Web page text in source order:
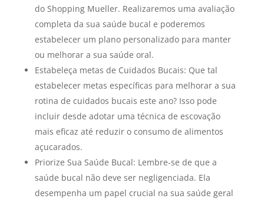
do Shopping Mueller. Realizaremos uma avaliação
completa da sua saúde bucal e poderemos
estabelecer um plano personalizado para manter
ou melhorar a sua saúde oral.
Estabeleça metas de Cuidados Bucais: Que tal
estabelecer metas específicas para melhorar a sua
rotina de cuidados bucais este ano? Isso pode
incluir desde adotar uma técnica de escovação
mais eficaz até reduzir o consumo de alimentos
açucarados.
Priorize Sua Saúde Bucal: Lembre-se de que a
saúde bucal não deve ser negligenciada. Ela
desempenha um papel crucial na sua saúde geral